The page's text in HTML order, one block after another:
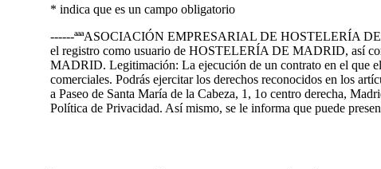
* indica que es un campo obligatorio
------ªªªASOCIACIÓN EMPRESARIAL DE HOSTELERÍA DE
el registro como usuario de HOSTELERÍA DE MADRID, así
MADRID. Legitimación: La ejecución de un contrato en el que
comerciales. Podrás ejercitar los derechos reconocidos en los
a Paseo de Santa María de la Cabeza, 1, 1o centro derecha,
Política de Privacidad. Así mismo, se le informa que puede